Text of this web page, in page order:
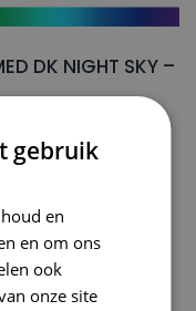
DK NIGHT SKY –
gebruik
en
en om ons
ook
onze site